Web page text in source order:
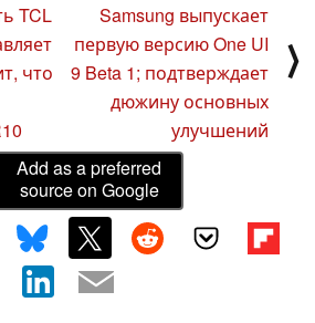
TCL
что
Samsung выпускает
первую версию One UI
9 Beta 1; подтверждает
дюжину основных
улучшений
⟩
Add as a preferred
source on Google